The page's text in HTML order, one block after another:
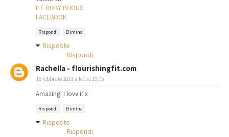
ILE ROBY BIJOUX
FACEBOOK
Rispondi Elimina
Risposte
Rispondi
Rachella - flourishingfit.com
16 febbraio 2013 alle ore 19:05
Amazing! I love it x
Rispondi Elimina
Risposte
Rispondi